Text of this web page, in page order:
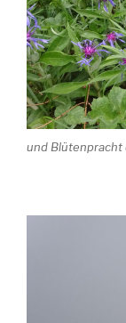
und Blütenpracht